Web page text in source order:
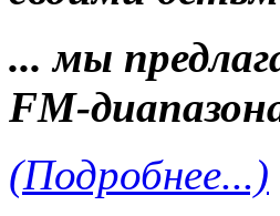
...мы
FM-
(Подробнее...)